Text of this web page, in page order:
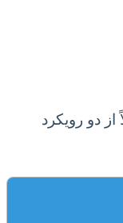
دو رویکرد